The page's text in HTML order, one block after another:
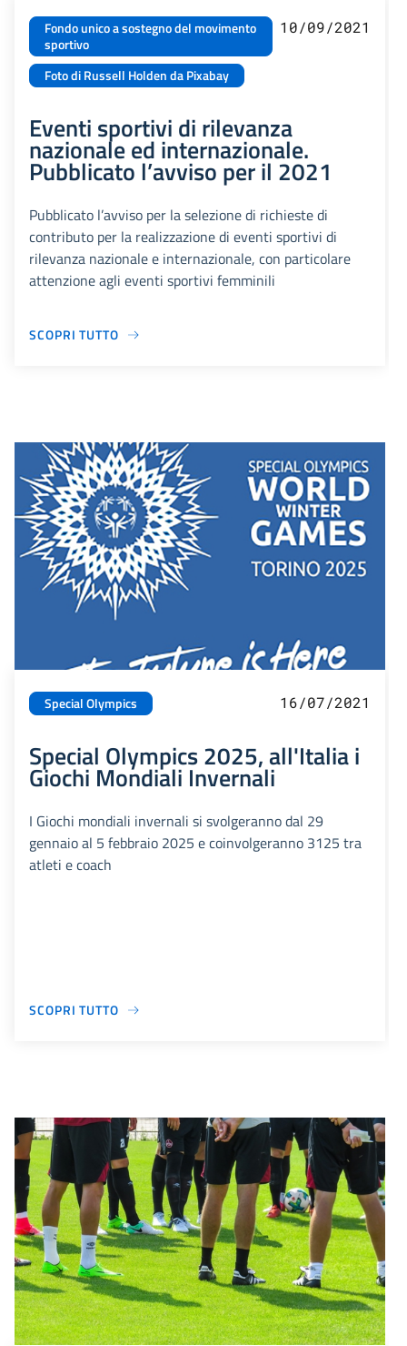
Fondo unico a sostegno del movimento
sportivo
Foto di Russell Holden da Pixabay
10/09/2021
Eventi sportivi di rilevanza
nazionale ed internazionale.
Pubblicato l’avviso per il 2021
Pubblicato l’avviso per la selezione di richieste di
contributo per la realizzazione di eventi sportivi di
rilevanza nazionale e internazionale, con particolare
attenzione agli eventi sportivi femminili
SCOPRI TUTTO
Special Olympics 16/07/2021
Special Olympics 2025, all'Italia i
Giochi Mondiali Invernali
I Giochi mondiali invernali si svolgeranno dal 29
gennaio al 5 febbraio 2025 e coinvolgeranno 3125 tra
atleti e coach
SCOPRI TUTTO